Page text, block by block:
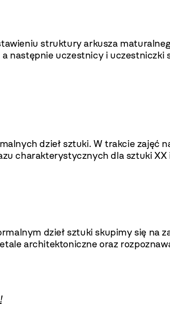
struktury arkusza
następnie uczestnicy i
dzieł sztuki. W trakcie zajęć
charakterystycznych dla sztuki XX
dzieł sztuki skupimy się na
architektoniczne oraz